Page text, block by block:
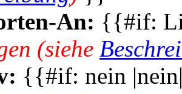
An: {{#if:
(siehe
{{#if: nein